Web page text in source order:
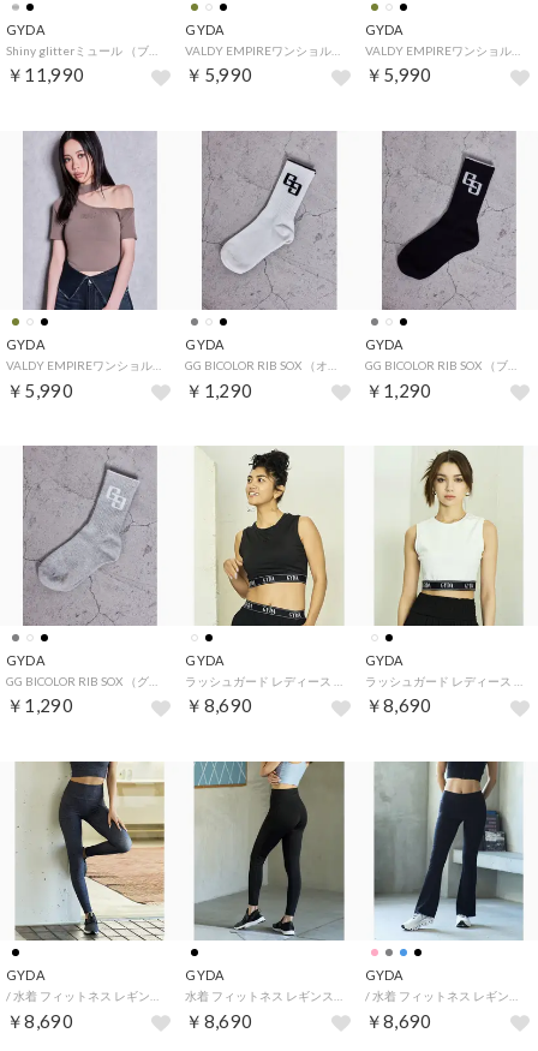
GYDA
￥11,990
GYDA
￥5,990
GYDA
VALDY EMPIREワンショルチョーカートップス （ブラック）
￥5,990
GYDA
￥5,990
GYDA
￥1,290
GYDA
GG BICOLOR RIB SOX （ブラック）
￥1,290
GYDA
￥1,290
GYDA
￥8,690
GYDA
￥8,690
GYDA
￥8,690
GYDA
￥8,690
GYDA
￥8,690